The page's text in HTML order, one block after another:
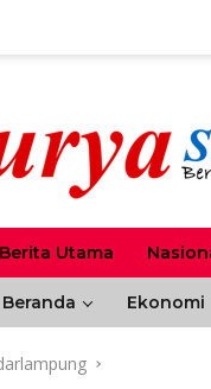
Berita Utama
Beranda Ekonomi